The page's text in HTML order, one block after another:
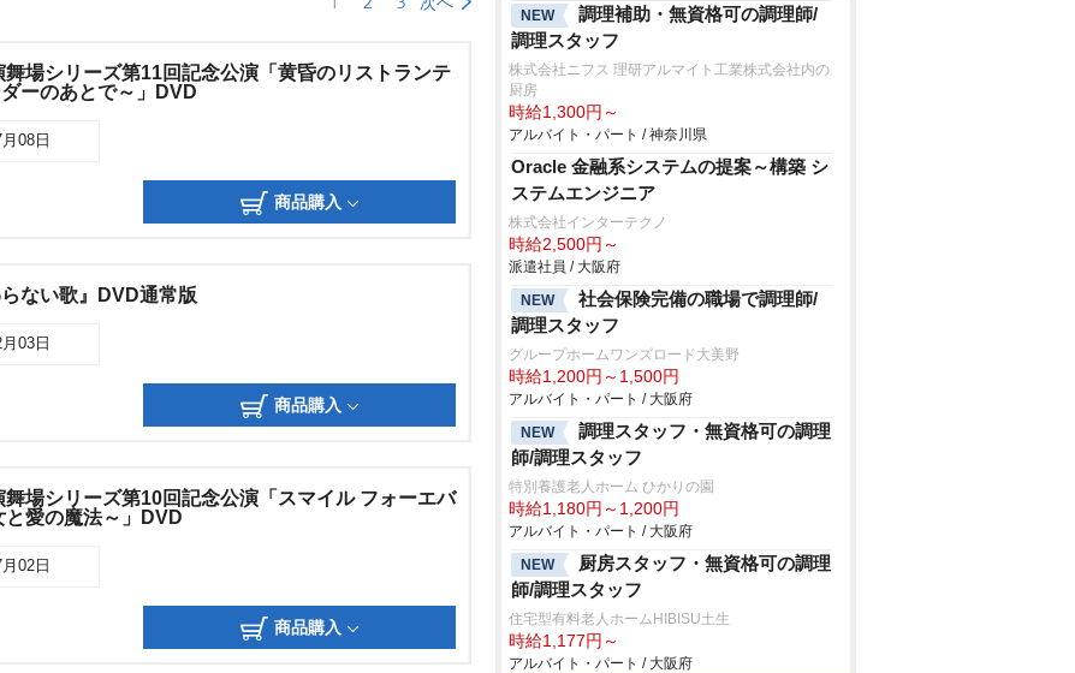
場シリーズ第11回記念公演「黄昏のリストランテ
ーのあとで～」DVD
08日
商品購入
ない歌』DVD通常版
03日
商品購入
場シリーズ第10回記念公演「スマイル フォーエバ
愛の魔法～」DVD
02日
商品購入
NEW
調理補助・無資格可の調理師/
調理スタッフ
株式会社ニフス 理研アルマイト工業株式会社内の
厨房
時給1,300円～
アルバイト・パート / 神奈川県
Oracle 金融系システムの提案～構築 シ
ステムエンジニア
株式会社インターテクノ
時給2,500円～
派遣社員 / 大阪府
NEW
社会保険完備の職場で調理師/
調理スタッフ
グループホームワンズロード大美野
時給1,200円～1,500円
アルバイト・パート / 大阪府
NEW
調理スタッフ・無資格可の調理
師/調理スタッフ
特別養護老人ホーム ひかりの園
時給1,180円～1,200円
アルバイト・パート / 大阪府
NEW
厨房スタッフ・無資格可の調理
師/調理スタッフ
住宅型有料老人ホームHIBISU土生
時給1,177円～
アルバイト・パート / 大阪府